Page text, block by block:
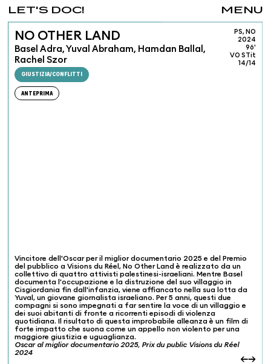
MENU
LET'S DOC!
NO OTHER LAND
Basel Adra, Yuval Abraham, Hamdan Ballal,
Rachel Szor
GIUSTIZIA/CONFLITTI
ANTEPRIMA
PS, NO
2024
96'
VO STit
14/14
Vincitore dell'Oscar per il miglior documentario 2025 e del Premio
del pubblico a Visions du Réel, No Other Land è realizzato da un
collettivo di quattro attivisti palestinesi-israeliani. Mentre Basel
documenta l'occupazione e la distruzione del suo villaggio in
Cisgiordania fin dall'infanzia, viene affiancato nella sua lotta da
Yuval, un giovane giornalista israeliano. Per 5 anni, questi due
compagni si sono impegnati a far sentire la voce di un villaggio e
dei suoi abitanti di fronte a ricorrenti episodi di violenza
quotidiana. Il risultato di questa improbabile alleanza è un film di
forte impatto che suona come un appello non violento per una
maggiore giustizia e uguaglianza.
Oscar al miglior documentario 2025, Prix du public Visions du Réel
2024
←→